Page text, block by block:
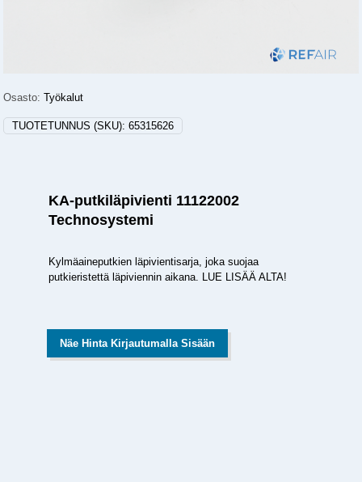
Osasto:Työkalut
TUOTETUNNUS (SKU):65315626
KA-putkiläpivienti 11122002
Technosystemi
Kylmäaineputkien läpivientisarja, joka suojaa
putkieristettä läpiviennin aikana. LUE LISÄÄ ALTA!
Näe Hinta Kirjautumalla Sisään